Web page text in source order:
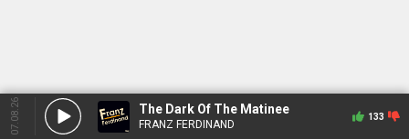
07.08.26 The Dark Of The Matinee
FRANZ FERDINAND
133